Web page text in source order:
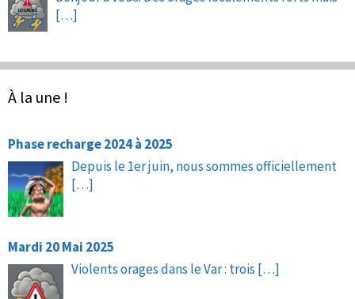
[…]
À la une !
Phase recharge 2024 à 2025
Depuis le 1er juin, nous sommes officiellement
[…]
Mardi 20 Mai 2025
Violents orages dans le Var : trois […]